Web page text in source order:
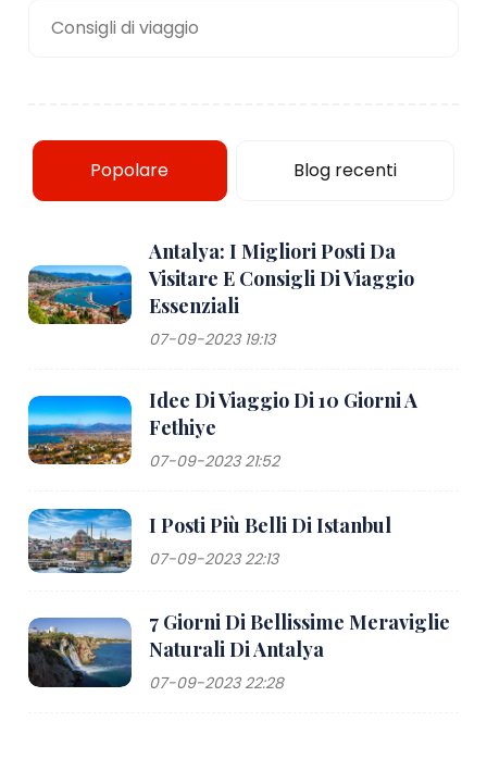
Consigli di viaggio
Popolare Blog recenti
Antalya: I Migliori Posti Da
Visitare E Consigli Di Viaggio
Essenziali
07-09-2023 19:13
Idee Di Viaggio Di 10 Giorni A
Fethiye
07-09-2023 21:52
I Posti Più Belli Di Istanbul
07-09-2023 22:13
7 Giorni Di Bellissime Meraviglie
Naturali Di Antalya
07-09-2023 22:28